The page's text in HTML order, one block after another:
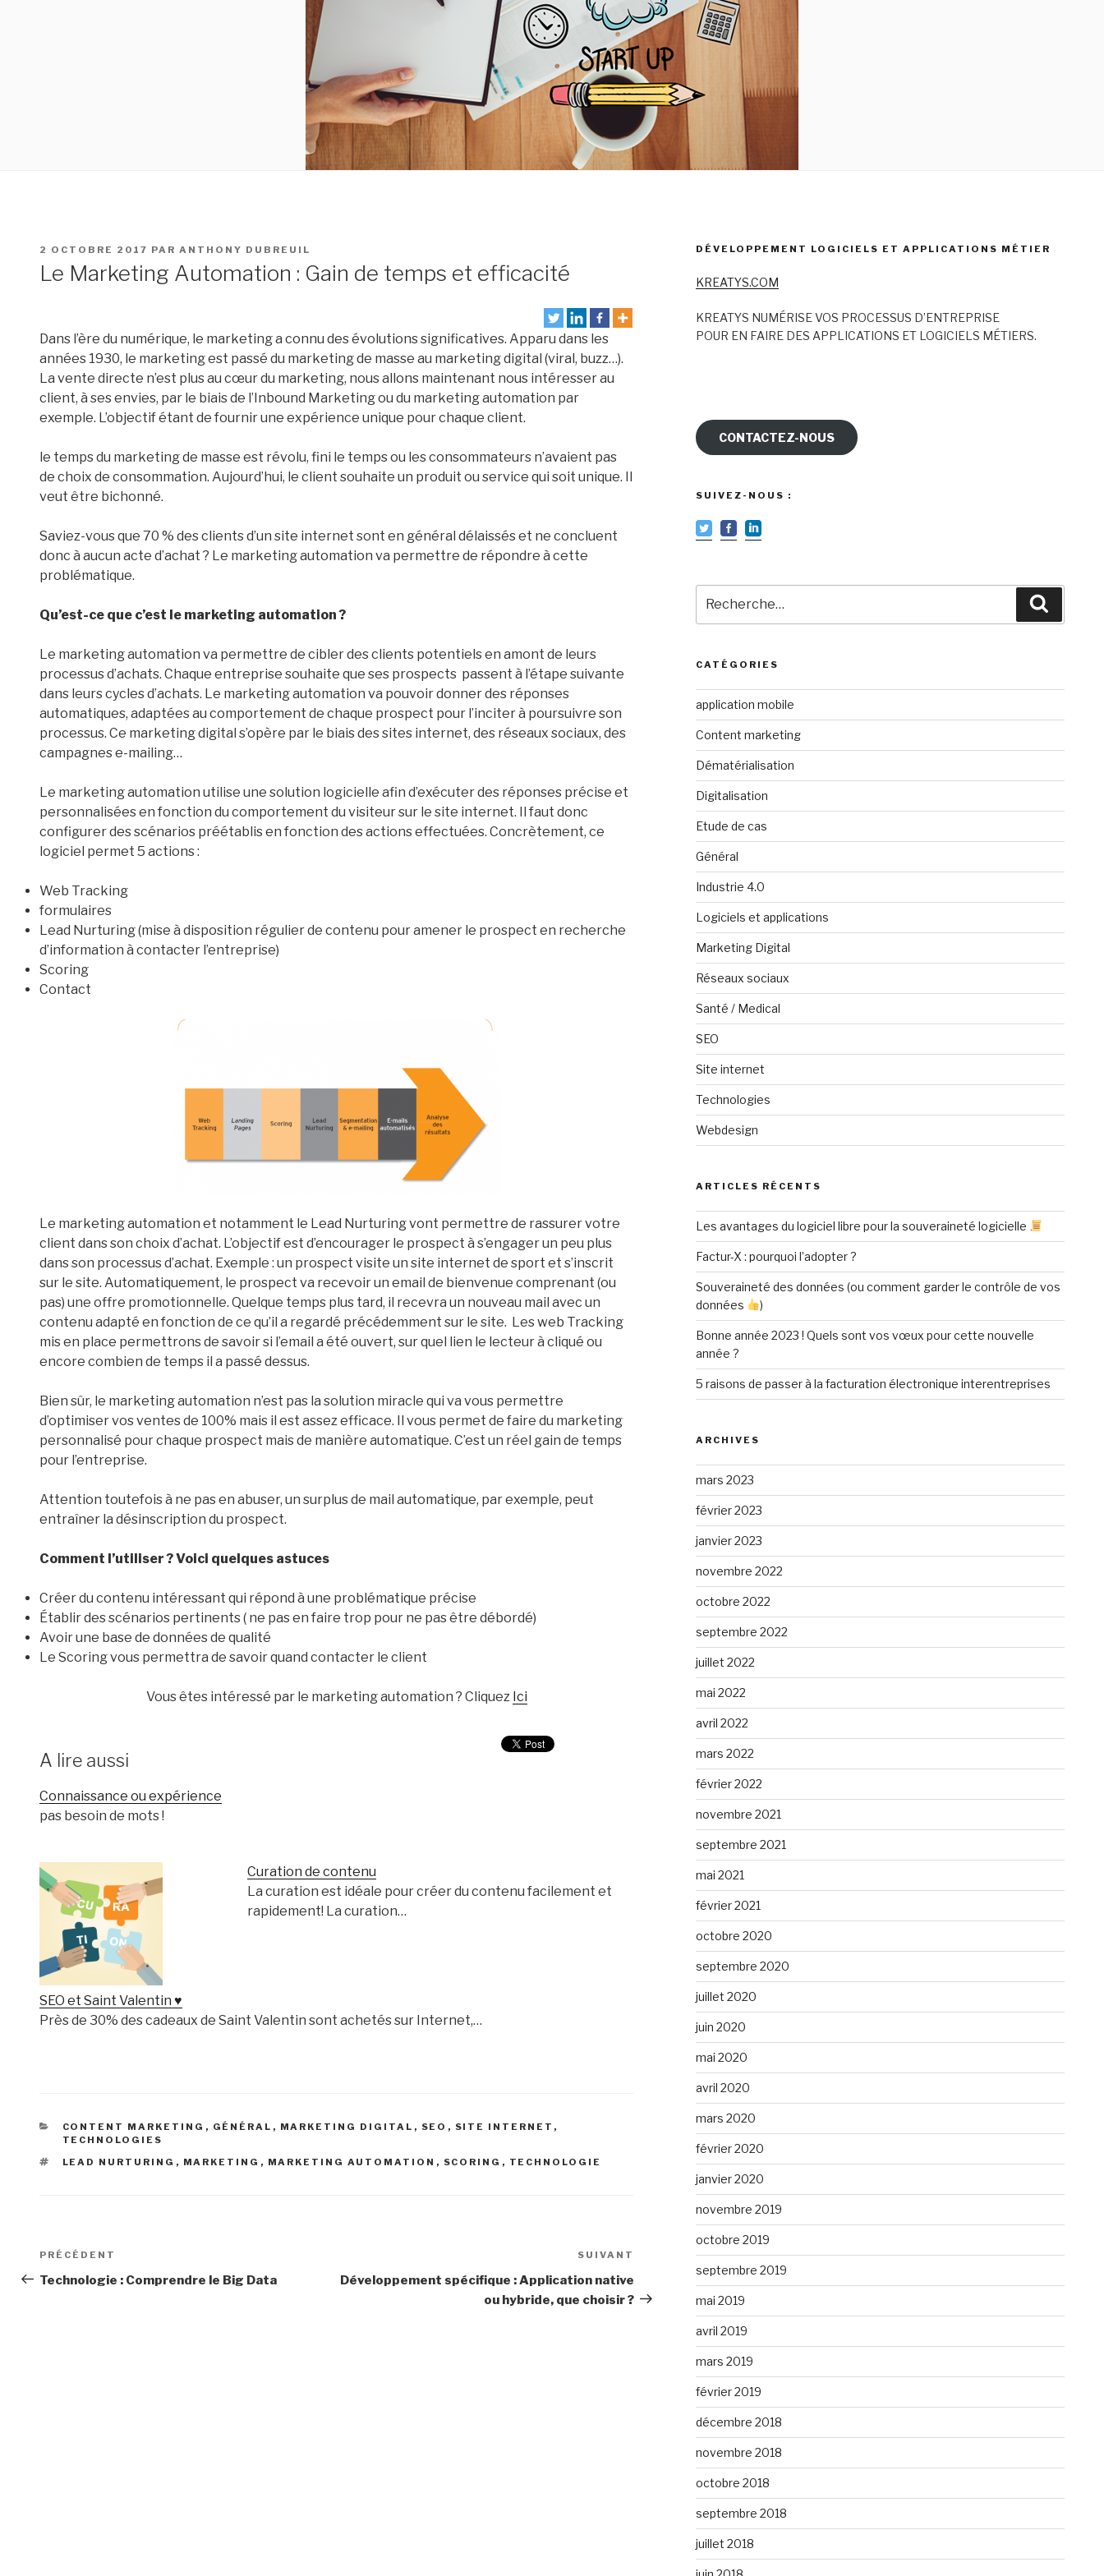
PUBLIÉ
2 OCTOBRE 2017 PAR ANTHONY DUBREUIL
Le Marketing Automation : Gain de temps et efficacité
Dans l’ère du numérique, le marketing a connu des évolutions significatives. Apparu dans les
années 1930, le marketing est passé du marketing de masse au marketing digital (viral, buzz…).
La vente directe n’est plus au cœur du marketing, nous allons maintenant nous intéresser au
client, à ses envies, par le biais de l’Inbound Marketing ou du marketing automation par
exemple. L’objectif étant de fournir une expérience unique pour chaque client.
le temps du marketing de masse est révolu, fini le temps ou les consommateurs n’avaient pas
de choix de consommation. Aujourd’hui, le client souhaite un produit ou service qui soit unique. Il
veut être bichonné.
Saviez-vous que 70 % des clients d’un site internet sont en général délaissés et ne concluent
donc à aucun acte d’achat ? Le marketing automation va permettre de répondre à cette
problématique.
Qu’est-ce que c’est le marketing automation ?
Le marketing automation va permettre de cibler des clients potentiels en amont de leurs
processus d’achats. Chaque entreprise souhaite que ses prospects passent à l’étape suivante
dans leurs cycles d’achats. Le marketing automation va pouvoir donner des réponses
automatiques, adaptées au comportement de chaque prospect pour l’inciter à poursuivre son
processus. Ce marketing digital s’opère par le biais des sites internet, des réseaux sociaux, des
campagnes e-mailing…
Le marketing automation utilise une solution logicielle afin d’exécuter des réponses précise et
personnalisées en fonction du comportement du visiteur sur le site internet. Il faut donc
configurer des scénarios préétablis en fonction des actions effectuées. Concrètement, ce
logiciel permet 5 actions :
Web Tracking
formulaires
Lead Nurturing (mise à disposition régulier de contenu pour amener le prospect en recherche
d’information à contacter l’entreprise)
Scoring
Contact
Le marketing automation et notamment le Lead Nurturing vont permettre de rassurer votre
client dans son choix d’achat. L’objectif est d’encourager le prospect à s’engager un peu plus
dans son processus d’achat. Exemple : un prospect visite un site internet de sport et s’inscrit
sur le site. Automatiquement, le prospect va recevoir un email de bienvenue comprenant (ou
pas) une offre promotionnelle. Quelque temps plus tard, il recevra un nouveau mail avec un
contenu adapté en fonction de ce qu’il a regardé précédemment sur le site. Les web Tracking
mis en place permettrons de savoir si l’email a été ouvert, sur quel lien le lecteur à cliqué ou
encore combien de temps il a passé dessus.
Bien sûr, le marketing automation n’est pas la solution miracle qui va vous permettre
d’optimiser vos ventes de 100% mais il est assez efficace. Il vous permet de faire du marketing
personnalisé pour chaque prospect mais de manière automatique. C’est un réel gain de temps
pour l’entreprise.
Attention toutefois à ne pas en abuser, un surplus de mail automatique, par exemple, peut
entraîner la désinscription du prospect.
Comment l’utiliser ? Voici quelques astuces
Créer du contenu intéressant qui répond à une problématique précise
Établir des scénarios pertinents ( ne pas en faire trop pour ne pas être débordé)
Avoir une base de données de qualité
Le Scoring vous permettra de savoir quand contacter le client
Vous êtes intéressé par le marketing automation ? Cliquez Ici
A lire aussi
Connaissance ou expérience
pas besoin de mots !
Curation de contenu
La curation est idéale pour créer du contenu facilement et
rapidement! La curation…
SEO et Saint Valentin ♥
Près de 30% des cadeaux de Saint Valentin sont achetés sur Internet,…
CATÉGORIES
CONTENT MARKETING , GÉNÉRAL , MARKETING DIGITAL , SEO , SITE INTERNET ,
TECHNOLOGIES
ÉTIQUETTES
LEAD NURTURING , MARKETING , MARKETING AUTOMATION , SCORING , TECHNOLOGIE
Navigation
de
Article
précédent
PRÉCÉDENT
Technologie : Comprendre le Big Data
suivant
SUIVANT
Développement spécifique : Application native
ou hybride, que choisir ?
DÉVELOPPEMENT LOGICIELS ET APPLICATIONS MÉTIER
KREATYS.COM
KREATYS NUMÉRISE VOS PROCESSUS D’ENTREPRISE
POUR EN FAIRE DES APPLICATIONS ET LOGICIELS MÉTIERS.
CONTACTEZ-NOUS
SUIVEZ-NOUS :
pour
:
CATÉGORIES
application mobile
Content marketing
Dématérialisation
Digitalisation
Etude de cas
Général
Industrie 4.0
Logiciels et applications
Marketing Digital
Réseaux sociaux
Santé / Medical
SEO
Site internet
Technologies
Webdesign
ARTICLES RÉCENTS
Les avantages du logiciel libre pour la souveraineté logicielle
Factur-X : pourquoi l’adopter ?
Souveraineté des données (ou comment garder le contrôle de vos
données
)
Bonne année 2023 ! Quels sont vos vœux pour cette nouvelle
année ?
5 raisons de passer à la facturation électronique interentreprises
ARCHIVES
mars 2023
février 2023
janvier 2023
novembre 2022
octobre 2022
septembre 2022
juillet 2022
mai 2022
avril 2022
mars 2022
février 2022
novembre 2021
septembre 2021
mai 2021
février 2021
octobre 2020
septembre 2020
juillet 2020
juin 2020
mai 2020
avril 2020
mars 2020
février 2020
janvier 2020
novembre 2019
octobre 2019
septembre 2019
mai 2019
avril 2019
mars 2019
février 2019
décembre 2018
novembre 2018
octobre 2018
septembre 2018
juillet 2018